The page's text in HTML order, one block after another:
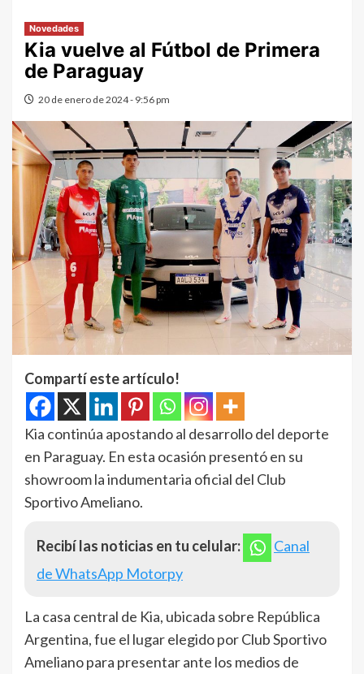
Novedades
Kia vuelve al Fútbol de Primera
de Paraguay
20 de enero de 2024 - 9:56 pm
Compartí este artículo!
Kia continúa apostando al desarrollo del deporte
en Paraguay. En esta ocasión presentó en su
showroom la indumentaria oficial del Club
Sportivo Ameliano.
Recibí las noticias en tu celular:
Canal
de WhatsApp Motorpy
La casa central de Kia, ubicada sobre República
Argentina, fue el lugar elegido por Club Sportivo
Ameliano para presentar ante los medios de